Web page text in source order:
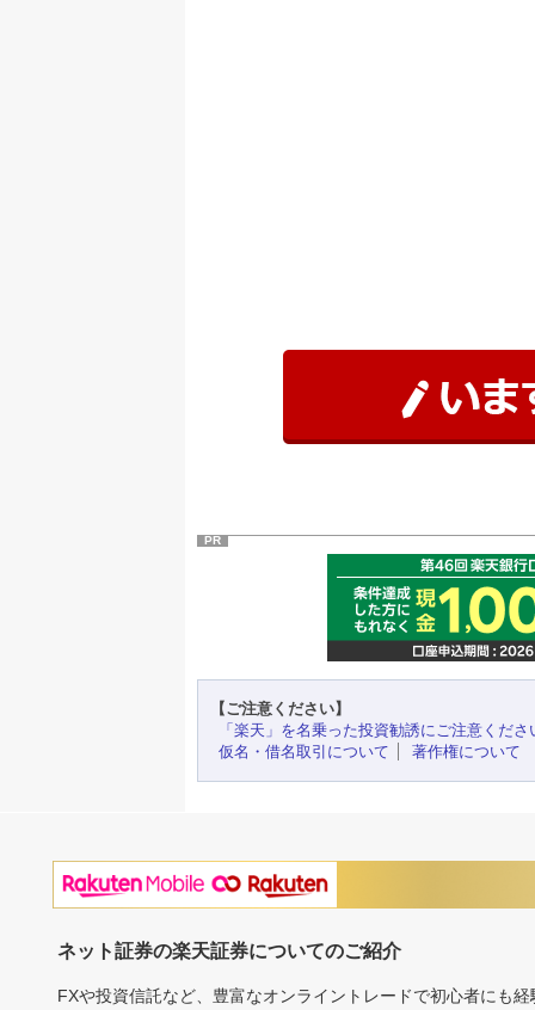
PR
【ご注意ください】
「楽天」を名乗った投資勧誘にご注意くださ
仮名・借名取引について
著作権について
ネット証券の楽天証券についてのご紹介
FXや投資信託など、豊富なオンライントレードで初心者にも